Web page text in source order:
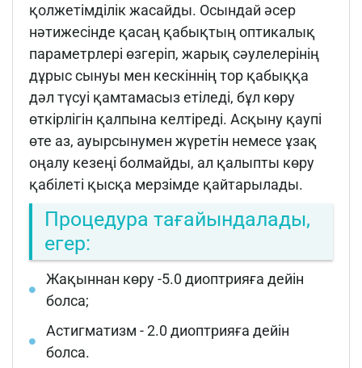
қолжетімділік жасайды. Осындай әсер
нәтижесінде қасаң қабықтың оптикалық
параметрлері өзгеріп, жарық сәулелерінің
дұрыс сынуы мен кескіннің тор қабыққа
дәл түсуі қамтамасыз етіледі, бұл көру
өткірлігін қалпына келтіреді. Асқыну қаупі
өте аз, ауырсынумен жүретін немесе ұзақ
оңалу кезеңі болмайды, ал қалыпты көру
қабілеті қысқа мерзімде қайтарылады.
Процедура тағайындалады,
егер:
Жақыннан көру -5.0 диоптрияға дейін
болса;
Астигматизм - 2.0 диоптрияға дейін
болса.